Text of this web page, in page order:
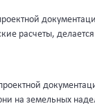
расчеты,
на земельных